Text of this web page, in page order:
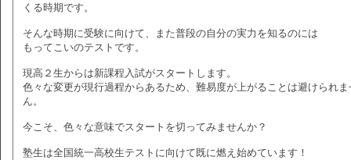
くる時期です。
そんな時期に受験に向けて、また普段の自分の実力を知るのには
もってこいのテストです。
現高２生からは新課程入試がスタートします。
色々な変更が現行過程からあるため、難易度が上がることは避けられま
ん。
今こそ、色々な意味でスタートを切ってみませんか？
塾生は全国統一高校生テストに向けて既に燃え始めています！